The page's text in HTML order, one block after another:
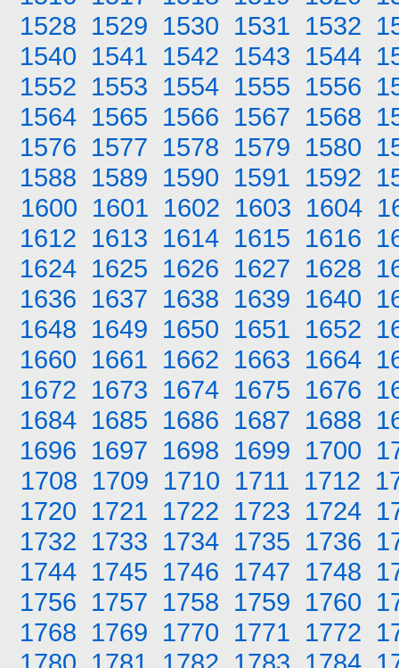
1528 1529 1530 1531 1532
1540 1541 1542 1543 1544
1552 1553 1554 1555 1556
1564 1565 1566 1567 1568
1576 1577 1578 1579 1580
1588 1589 1590 1591 1592
1600 1601 1602 1603 1604
1612 1613 1614 1615 1616
1624 1625 1626 1627 1628
1636 1637 1638 1639 1640
1648 1649 1650 1651 1652
1660 1661 1662 1663 1664
1672 1673 1674 1675 1676
1684 1685 1686 1687 1688
1696 1697 1698 1699 1700
1708 1709 1710 1711 1712
1720 1721 1722 1723 1724
1732 1733 1734 1735 1736
1744 1745 1746 1747 1748
1756 1757 1758 1759 1760
1768 1769 1770 1771 1772